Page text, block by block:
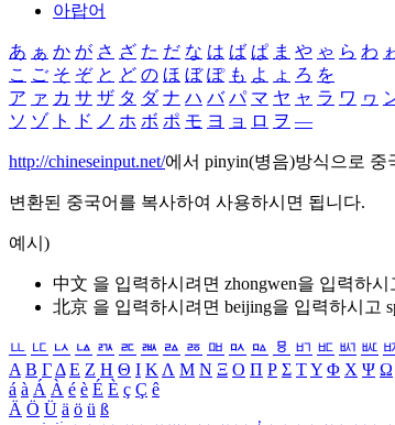
아랍어
あ ぁ か が さ ざ た だ な は ば ぱ ま や ゃ ら わ
こ ご そ ぞ と ど の ほ ぼ ぽ も よ ょ ろ を
ア ァ カ サ ザ タ ダ ナ ハ バ パ マ ヤ ャ ラ ワ ヮ
ソ ゾ ト ド ノ ホ ボ ポ モ ヨ ョ ロ ヲ ―
http://chineseinput.net/에서 pinyin(병음)방식으로
변환된 중국어를 복사하여 사용하시면 됩니다.
예시)
中文 을 입력하시려면 zhongwen을 입력하시
北京 을 입력하시려면 beijing을 입력하시고
ㅥ ㅦ ㅧ ㅨ ㅩ ㅪ ㅫ ㅬ ㅭ ㅮ ㅯ ㅰ ㅱ ㅲ ㅳ ㅴ ㅵ
Α Β ΓΔ Ε Ζ Η Θ Ι ΚΛ Μ Ν Ξ Ο Π Ρ Σ ΤΥ Φ Χ Ψ Ω
á à Á À é è É È ç Ç ê
Ä Ö Ü ä ö ü ß